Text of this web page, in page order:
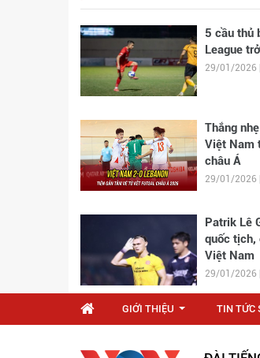
5 cầu thủ
League
29/01/2026 |
Thắng
Việt Nam
châu Á
29/01/2026 |
Patrik Lê
quốc tịch,
Việt Nam
29/01/2026 |
GIỚI THIỆU TIN TỨC